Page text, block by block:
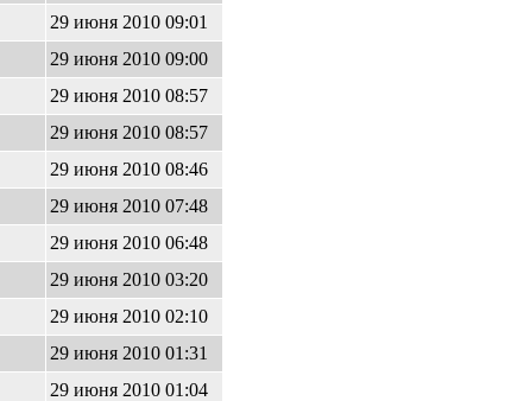
29 июня 2010 09:01
29 июня 2010 09:00
29 июня 2010 08:57
29 июня 2010 08:57
29 июня 2010 08:46
29 июня 2010 07:48
29 июня 2010 06:48
29 июня 2010 03:20
29 июня 2010 02:10
29 июня 2010 01:31
29 июня 2010 01:04